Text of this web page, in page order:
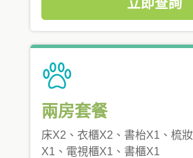
立即查詢
兩房套餐
床X2、衣櫃X2、書枱X1、梳
X1、電視櫃X1、書櫃X1